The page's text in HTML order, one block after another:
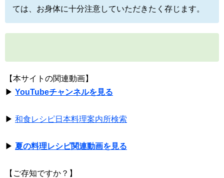
ては、お身体に十分注意していただきたく存じます。
【本サイトの関連動画】
▶ YouTubeチャンネルを見る
▶ 和食レシピ日本料理案内所検索
▶ 夏の料理レシピ関連動画を見る
【ご存知ですか？】